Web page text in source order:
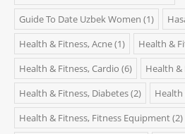
Guide To Date Uzbek Women (1)
Health & Fitness, Acne(1) Health &
Health & Fitness, Cardio (6) Health &
Health & Fitness, Diabetes(2) Health
Health & Fitness, Fitness Equipment(2)